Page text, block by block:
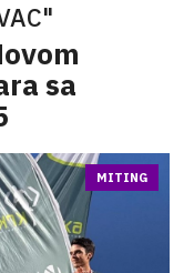
sa
MITING